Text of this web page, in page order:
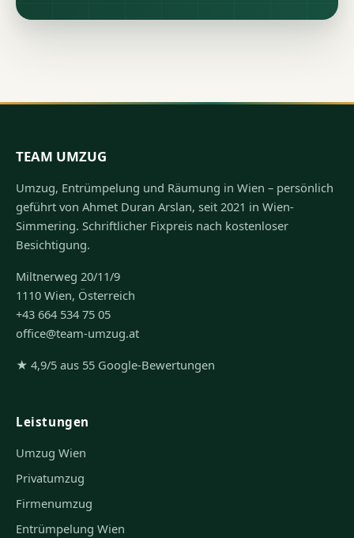
TEAM UMZUG
Umzug, Entrümpelung und Räumung in Wien – persönlich
geführt von Ahmet Duran Arslan, seit 2021 in Wien-
Simmering. Schriftlicher Fixpreis nach kostenloser
Besichtigung.
Miltnerweg 20/11/9
1110 Wien, Österreich
+43 664 534 75 05
office@team-umzug.at
★ 4,9/5 aus 55 Google-Bewertungen
Leistungen
Umzug Wien
Privatumzug
Firmenumzug
Entrümpelung Wien